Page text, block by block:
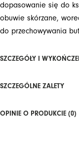
dopasowanie się do
obuwie skórzane,
do przechowywania
SZCZEGÓŁY I
SZCZEGÓLNE ZALETY
OPINIE O PRODUKCIE (0)